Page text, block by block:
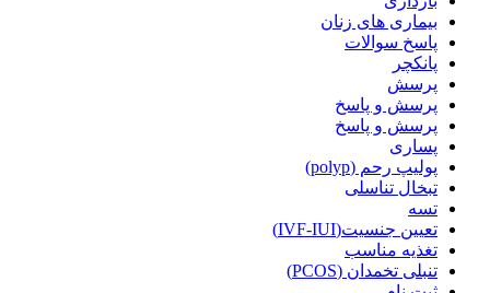
بیماری های زنان
پاسخ سوالات
پانکچر
پرسش
پرسش و پاسخ
پرسش و پاسخ
پساری
پولیپ رحم (polyp)
تبخال تناسلی
تسه
تعیین جنسیت(IVF-IUI)
تغذیه مناسب
تنبلی تخمدان (PCOS)